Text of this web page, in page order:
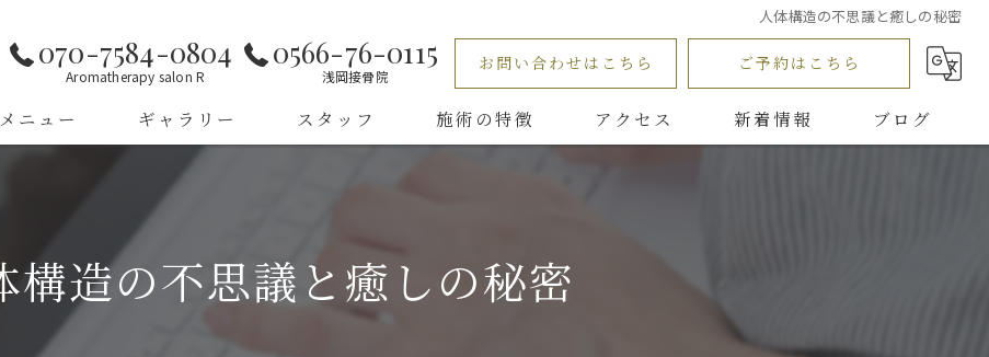
人体構造の不思議と癒しの秘密
070-7584-0804
Aromatherapy salon R
0566-76-0115
浅岡接骨院
お問い合わせはこちら ご予約はこちら
メニュー ギャラリー スタッフ 施術の特徴
全身
アクセス 新着情報 ブログ
構造の不思議と癒しの秘密